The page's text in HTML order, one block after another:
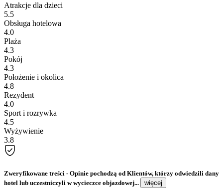
Atrakcje dla dzieci
5.5
Obsługa hotelowa
4.0
Plaża
4.3
Pokój
4.3
Położenie i okolica
4.8
Rezydent
4.0
Sport i rozrywka
4.5
Wyżywienie
3.8
Zweryfikowane treści - Opinie pochodzą od Klientów, którzy odwiedzili dany
hotel lub uczestniczyli w wycieczce objazdowej...
więcej